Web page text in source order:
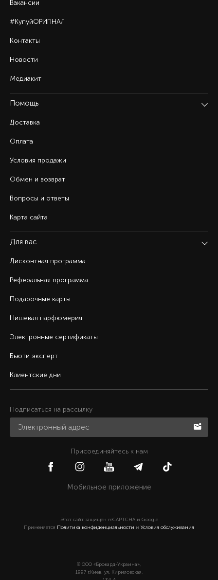
Вакансии
#КупуйОРИГІНАЛ
Контакты
Новости
Медиакит
Помощь
Доставка
Оплата
Условия продажи
Обмен и возврат
Вопросы и ответы
Карта сайта
Для вас
Дисконтная программа
Реферальная программа
Подарочные карты
Нишевая парфюмерия
Электронные сертификаты
Бьюти эксперт
Клиентские дни
Подписаться на рассылку
Присоединяйтесь к нам
Мобильное приложение
Этот сайт защищен reCAPTCHA и Google
Применяется Политика конфиденциальности и Условия обслуживания
© ООО «Брокард-Украина»,
1997 г.Киев, ул. Кириловская,